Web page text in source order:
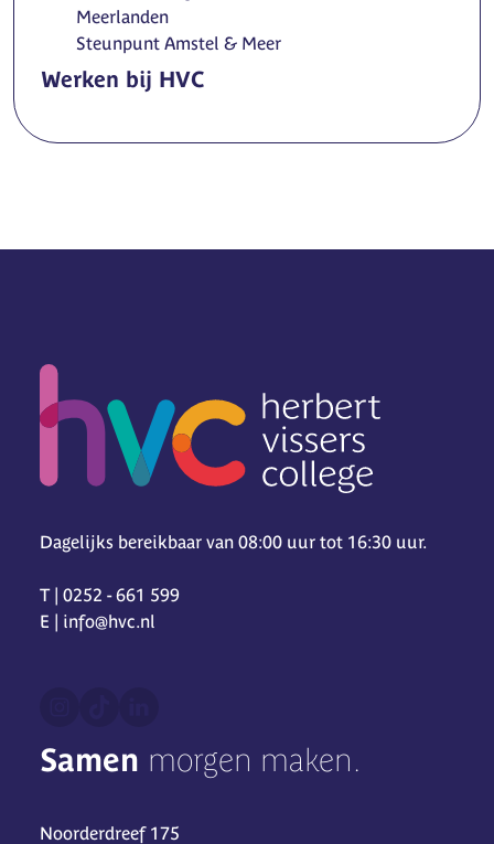
Meerlanden
Steunpunt Amstel & Meer
Werken bij HVC
Dagelijks bereikbaar van 08:00 uur tot 16:30 uur.
T | 0252 - 661 599
E | info@hvc.nl
Samen morgen maken.
Noorderdreef 175